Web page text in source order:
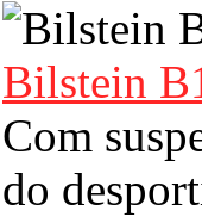
Bilstein
Com
do